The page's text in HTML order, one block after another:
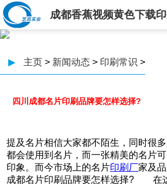
成都香蕉视频黄色下载
▶ 主页 > 新闻动态 > 印刷常识 >
四川成都名片印刷品牌要怎样选择?
提及名片相信大家都不陌生，同时很
都会使用到名片，而一张精美的名片
印象。而今市场上的名片印刷厂家及品
成都名片印刷品牌要怎样选择? 在